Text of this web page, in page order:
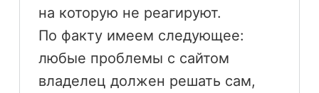
на которую не реагируют.
По факту имеем следующее:
любые проблемы с сайтом
владелец должен решать сам,